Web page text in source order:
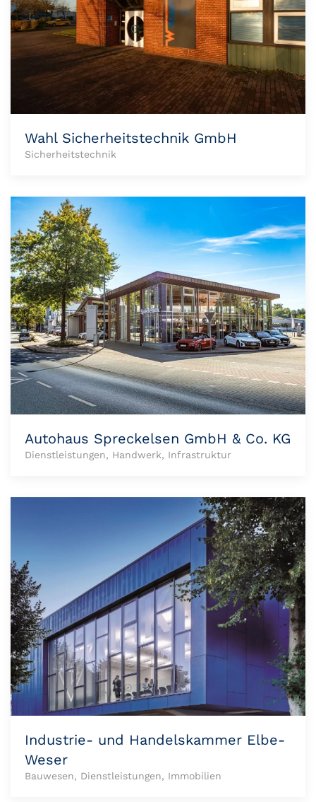
Wahl Sicherheitstechnik GmbH
Sicherheitstechnik
Autohaus Spreckelsen GmbH & Co. KG
Dienstleistungen, Handwerk, Infrastruktur
Industrie- und Handelskammer Elbe-
Weser
Bauwesen, Dienstleistungen, Immobilien